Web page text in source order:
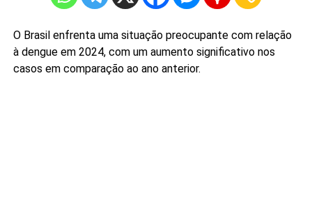
O Brasil enfrenta uma situação preocupante com relação
à dengue em 2024, com um aumento significativo nos
casos em comparação ao ano anterior.